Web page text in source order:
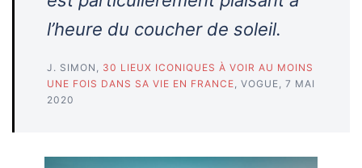
l’heure du coucher de soleil.
J. SIMON, 30 LIEUX ICONIQUES À VOIR AU MOINS
UNE FOIS DANS SA VIE EN FRANCE , VOGUE, 7 MAI
2020